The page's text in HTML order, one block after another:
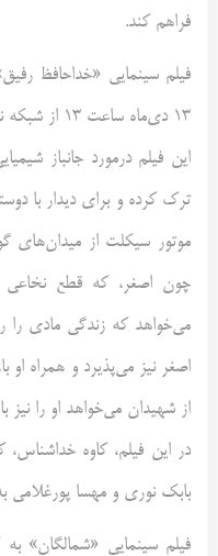
فراهم کند.
فیلم سینمایی «خداحافظ
13 دی‌ماه ساعت 13 از شبکه نمایش پخش می‌شود.
این فیلم درمورد جانباز
ترک کرده و برای دیدار با
موتور سیکلت از میدان‌های
چون اصغر، که قطع نخاعی
می‌خواهد که زندگی مادی را
اصغر نیز می‌پذیرد و همراه او
از شهیدان می‌خواهد او را نیز
در این فیلم، کاوه
بابک نوری و مهسا پورغلامی